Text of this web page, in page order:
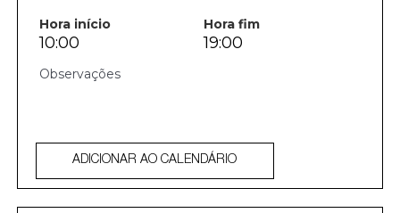
Hora início Hora fim
10:00 19:00
ADICIONAR AO CALENDÁRIO